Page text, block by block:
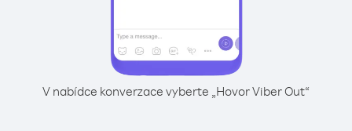
V nabídce konverzace vyberte „Hovor Viber Out“